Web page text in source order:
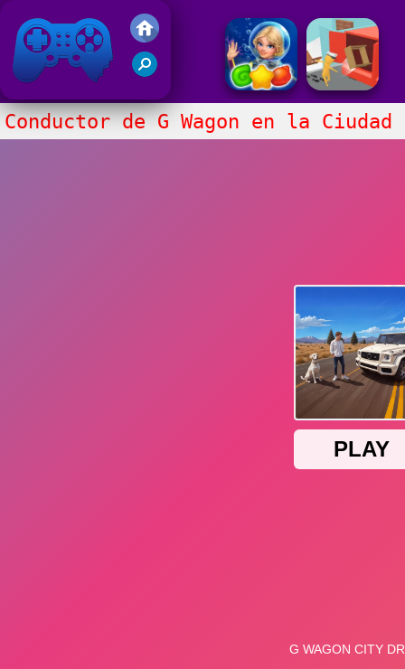
Juegos Friv 2020
Conductor de G Wagon en la Ciudad